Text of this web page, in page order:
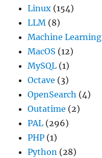
Linux (154)
LLM (8)
Machine Learning
MacOS (12)
MySQL (1)
Octave (3)
OpenSearch (4)
Outatime (2)
PAL (296)
PHP (1)
Python (28)